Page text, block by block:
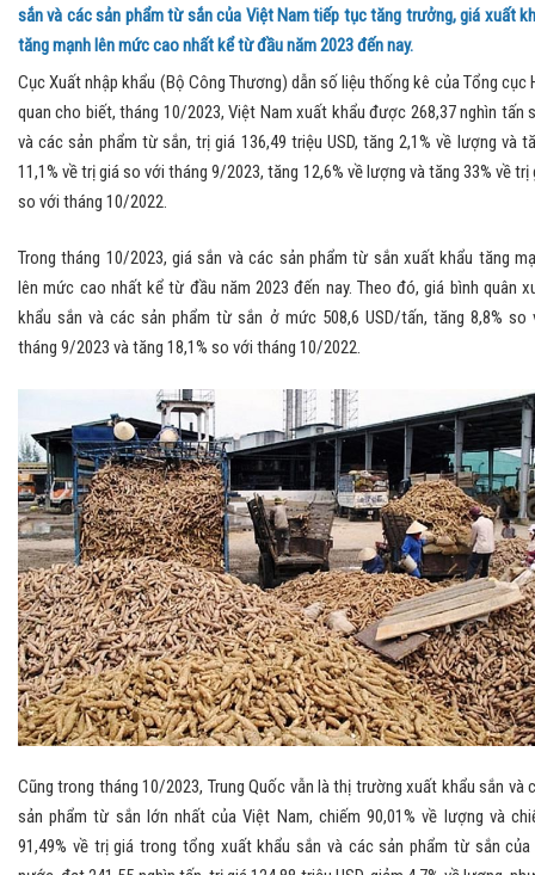
sắn và các sản phẩm từ sắn của Việt Nam tiếp tục tăng trưởng, giá xuất
tăng mạnh lên mức cao nhất kể từ đầu năm 2023 đến nay.
Cục Xuất nhập khẩu (Bộ Công Thương) dẫn số liệu thống kê của Tổng cục
quan cho biết, tháng 10/2023, Việt Nam xuất khẩu được 268,37 nghìn tấn
và các sản phẩm từ sắn, trị giá 136,49 triệu USD, tăng 2,1% về lượng và
11,1% về trị giá so với tháng 9/2023, tăng 12,6% về lượng và tăng 33% về trị
so với tháng 10/2022.
Trong tháng 10/2023, giá sắn và các sản phẩm từ sắn xuất khẩu tăng
lên mức cao nhất kể từ đầu năm 2023 đến nay. Theo đó, giá bình quân
khẩu sắn và các sản phẩm từ sắn ở mức 508,6 USD/tấn, tăng 8,8% so
tháng 9/2023 và tăng 18,1% so với tháng 10/2022.
Cũng trong tháng 10/2023, Trung Quốc vẫn là thị trường xuất khẩu sắn và
sản phẩm từ sắn lớn nhất của Việt Nam, chiếm 90,01% về lượng và
91,49% về trị giá trong tổng xuất khẩu sắn và các sản phẩm từ sắn của